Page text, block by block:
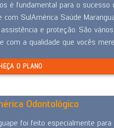
é fundamental para o sucesso
SulAmérica Saúde
e proteção. São
com a qualidade que vocês
O PLANO
Odontológico
foi feito especialmente para